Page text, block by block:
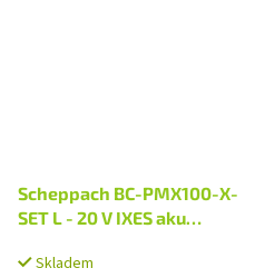
Scheppach BC-PMX100-X-
SET L - 20 V IXES aku
materiálů + 4Ah baterie +
Skladem